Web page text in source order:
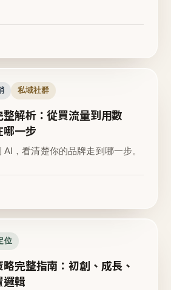
私域社群
解析：從買流量到用數
哪一步
，看清楚你的品牌走到哪一步。
位
完整指南：初創、成長、
邏輯